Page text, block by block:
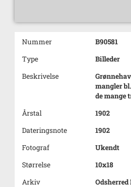
Nummer
B90581
Type
Billeder
Beskrivelse
mangler
de mange
Årstal
1902
Dateringsnote
1902
Fotograf
Ukendt
Størrelse
10x18
Arkiv